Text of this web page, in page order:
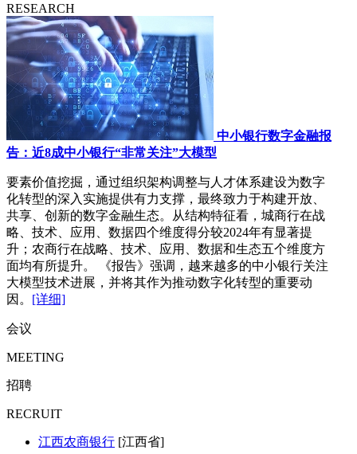
RESEARCH
中小银行数字金融报
告：近8成中小银行“非常关注”大模型
要素价值挖掘，通过组织架构调整与人才体系建设为数字
化转型的深入实施提供有力支撑，最终致力于构建开放、
共享、创新的数字金融生态。从结构特征看，城商行在战
略、技术、应用、数据四个维度得分较2024年有显著提
升；农商行在战略、技术、应用、数据和生态五个维度方
面均有所提升。 《报告》强调，越来越多的中小银行关注
大模型技术进展，并将其作为推动数字化转型的重要动
因。 [详细]
会议
MEETING
招聘
RECRUIT
江西农商银行 [江西省]